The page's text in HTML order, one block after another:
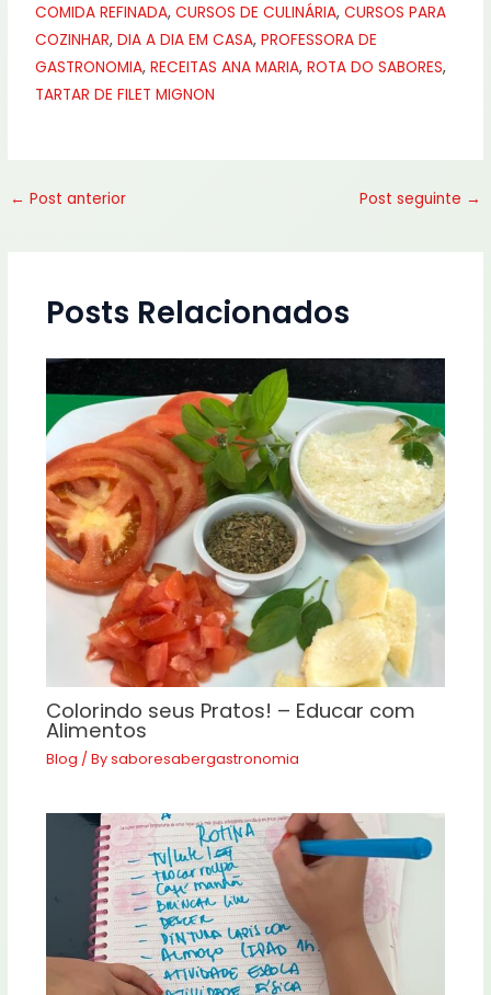
COMIDA REFINADA,CURSOS DE CULINÁRIA,CURSOS PARA
COZINHAR,DIA A DIA EM CASA,PROFESSORA DE
GASTRONOMIA,RECEITAS ANA MARIA,ROTA DO SABORES,
TARTAR DE FILET MIGNON
← Post anterior Post seguinte →
Posts Relacionados
Colorindo seus Pratos! – Educar com
Alimentos
Blog / Bysaboresabergastronomia